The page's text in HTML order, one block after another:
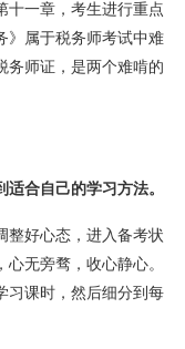
十一章，考生进行重点
》属于税务师考试中难
务师证，是两个难啃的
合自己的学习方法。
好心态，进入备考状
无旁骛，收心静心。
习课时，然后细分到每